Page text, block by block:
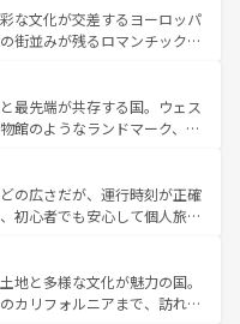
性で訪れる人を魅了する。 なお、新着のスペイン情報は コ
い。
豊かな自然が、訪れる者を心
スは美食の国としても知ら
あるランス、プロヴァンスの
多彩な楽しみ方が可能だ。さ
力が溢れており、どの街角に
れで全く異なる文化を体験で
新着のフランス情報はコンテンツ一覧
な文化が交差するヨーロッパ
街並みが残るロマンチック街
いても飽きることがない。ベ
ルン州のアルプスの絶景、そ
といった風景は必見。ビール
しい。 なお、新着の
を参照してほしい。
最先端が共存する国。ウェス
館のようなランドマーク、歴
。また、優雅なアフタヌーン
らない英国パブ、サッカー観
る体験も豊富。イギリスを旅
の広さだが、運行時刻が正確
初心者でも安心して個人旅行
スイスならではのユニークな
だけでなく町歩きも満喫する
高いため物価も高いが、旅行
地と多様な文化が魅力の国。
カリフォルニアまで、訪れる